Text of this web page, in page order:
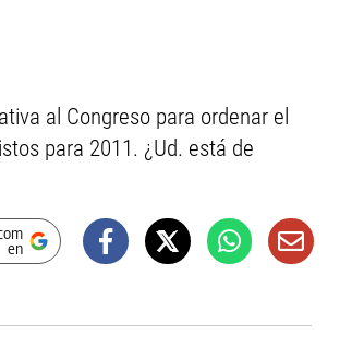
al Congreso para ordenar el
para 2011. ¿Ud. está de
en